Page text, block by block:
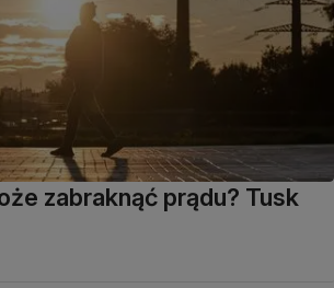
zabraknąć prądu? Tusk